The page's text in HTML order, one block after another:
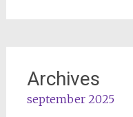
Archives
september 2025